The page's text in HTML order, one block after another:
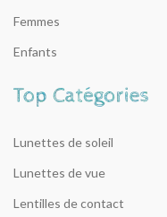
Femmes
Enfants
Lunettes de soleil
Lunettes de vue
Lentilles de contact